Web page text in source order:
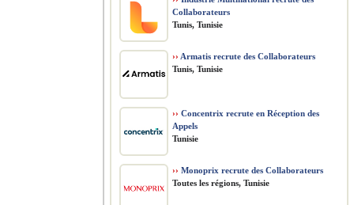
Collaborateurs
Tunis, Tunisie
›› Armatis recrute des Collaborateurs
Tunis, Tunisie
›› Concentrix recrute en Réception des
Appels
Tunisie
›› Monoprix recrute des Collaborateurs
Toutes les régions, Tunisie